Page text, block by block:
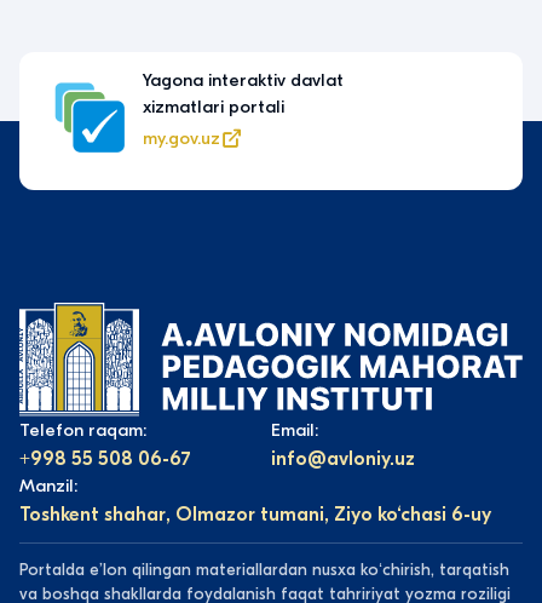
Yagona interaktiv davlat
xizmatlari portali
my.gov.uz
Telefon raqam:
+998 55 508 06-67
Email:
info@avloniy.uz
Manzil:
Toshkent shahar, Olmazor tumani, Ziyo ko‘chasi 6-uy
Portalda eʼlon qilingan materiallardan nusxa koʻchirish, tarqatish
va boshqa shakllarda foydalanish faqat tahririyat yozma roziligi